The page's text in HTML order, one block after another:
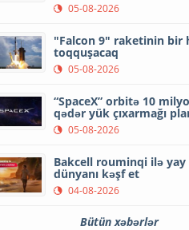
05-08-2026
"Falcon 9" raketinin bir
toqquşacaq
05-08-2026
“SpaceX” orbitə 10
qədər yük çıxarmağı
05-08-2026
Bakcell rouminqi ilə
dünyanı kəşf et
04-08-2026
Bütün xəbərlər